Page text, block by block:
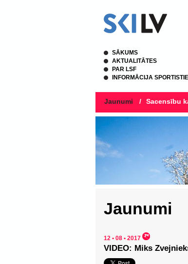
SĀKUMS
AKTUALITĀTES
PAR LSF
INFORMĀCIJA
Jaunumi / Sacensību
Jaunumi
12 • 08 • 2017
VIDEO: Miks